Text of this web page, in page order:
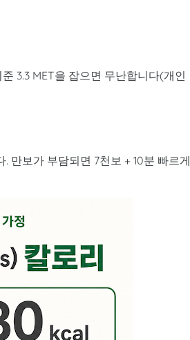
3.3 MET을 잡으면 무난합니다(개인
만보가 부담되면 7천보 + 10분 빠르게